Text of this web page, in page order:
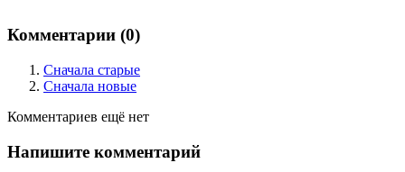
Комментарии (0)
Сначала старые
Сначала новые
Комментариев ещё нет
Напишите комментарий